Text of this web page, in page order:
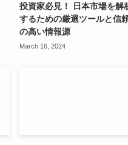
投資家必見！ 日本市場を解
するための厳選ツールと信
の高い情報源
March 16, 2024